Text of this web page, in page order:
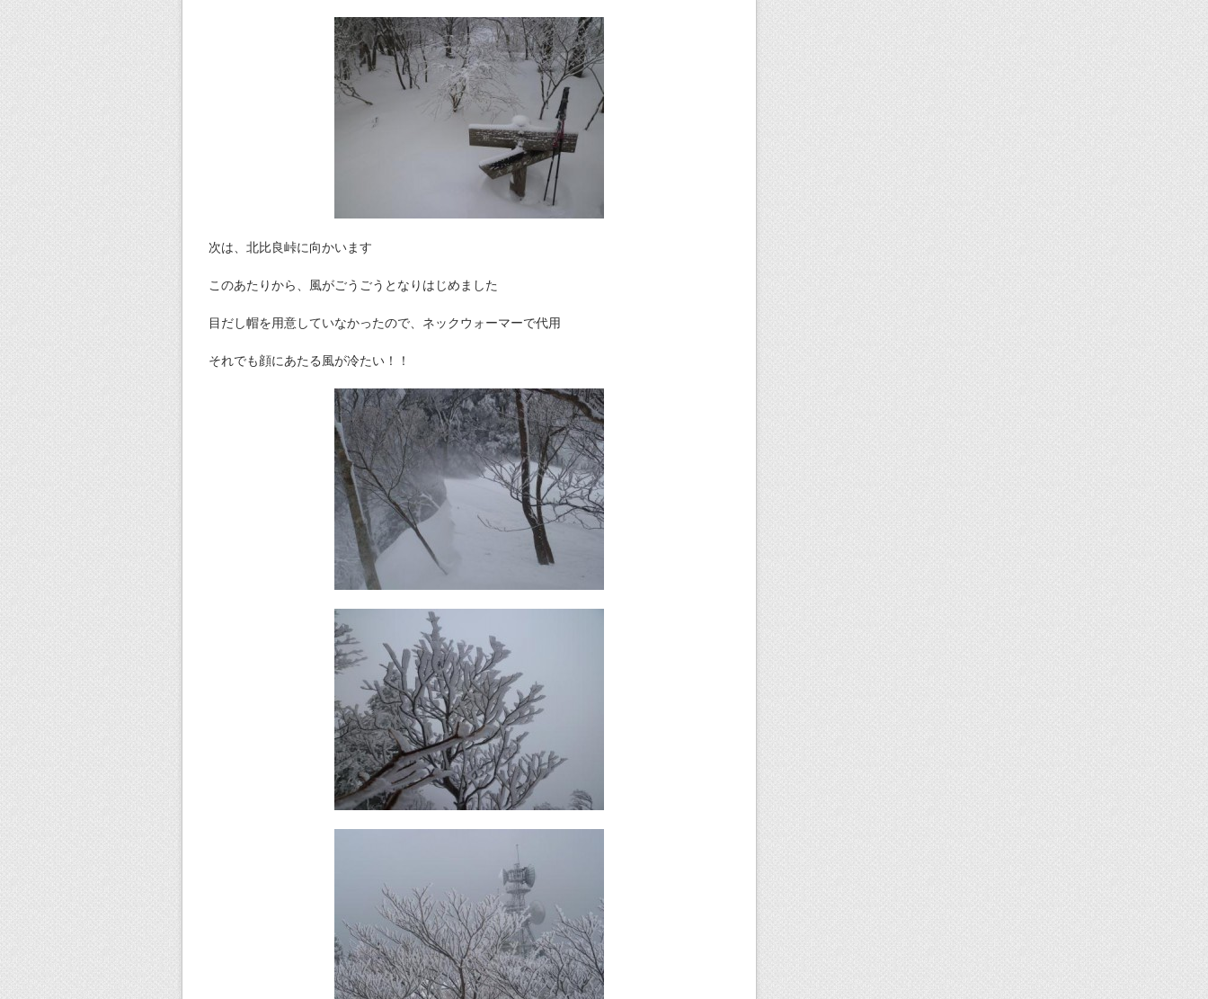
次は、北比良峠に向かいます
このあたりから、風がごうごうとなりはじめました
目だし帽を用意していなかったので、ネックウォーマーで代用
それでも顔にあたる風が冷たい！！